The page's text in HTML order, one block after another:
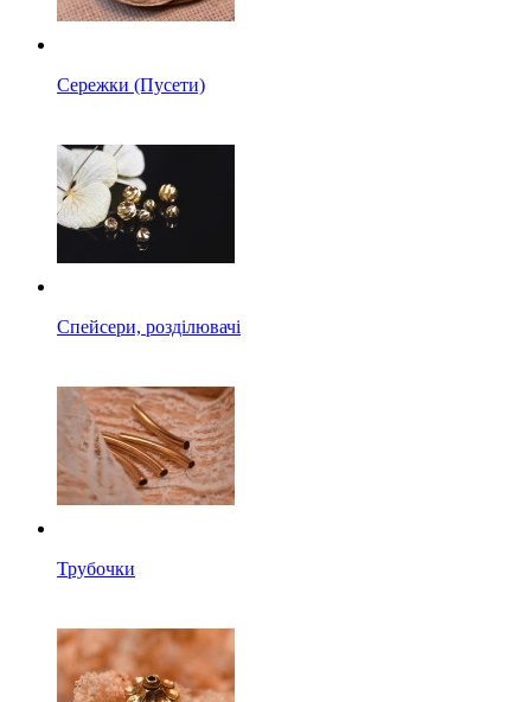
Сережки (Пусети)
Спейсери, розділювачі
Трубочки